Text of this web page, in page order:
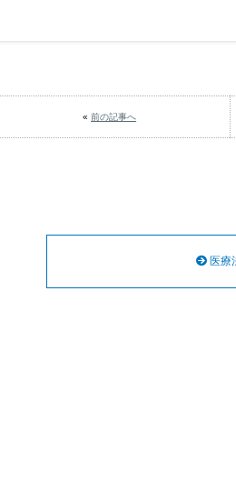
«前の記事へ
医療